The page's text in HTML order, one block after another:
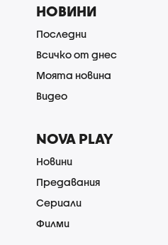
НОВИНИ
Последни
Всичко от днес
Моята новина
Видео
NOVA PLAY
Новини
Предавания
Сериали
Филми